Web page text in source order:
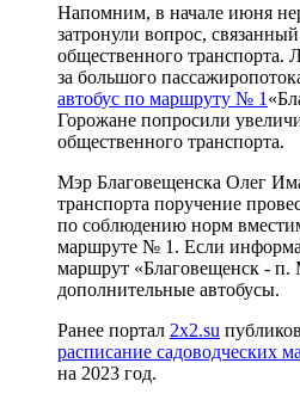
Напомним, в начале июня
затронули вопрос,
общественного транспорта.
за большого
автобус по маршруту № 1
Горожане попросили
общественного транспорта.
Мэр Благовещенска Олег
транспорта поручение
по соблюдению норм
маршруте № 1. Если
маршрут «Благовещенск - п.
дополнительные автобусы.
Ранее портал 2х2.su
расписание садоводческих
на 2023 год.